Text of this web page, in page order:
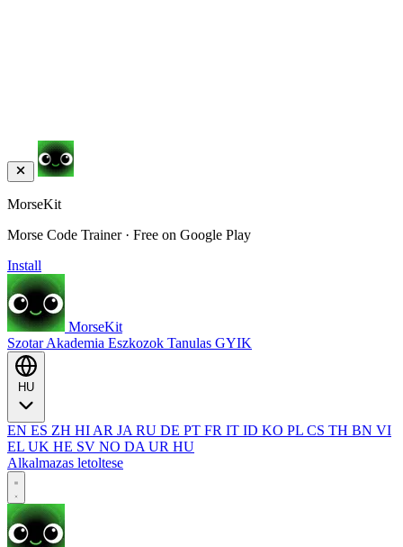
MorseKit
Morse Code Trainer · Free on Google Play
Install
MorseKit
SzotarAkademia Eszkozok Tanulas GYIK
EN ES ZH HI AR JA RU DE PT FR IT ID KO PL CS TH BN VI
EL UK HE SV NO DA UR HU
Alkalmazas letoltese